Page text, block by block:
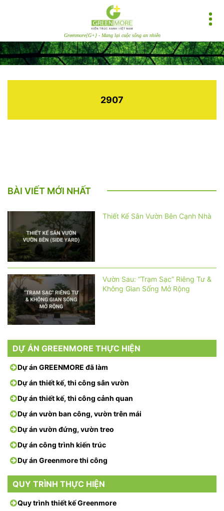
Greenmore[G+] - Mang lại cuộc sống an nhiên
2907
BÀI VIẾT MỚI NHẤT
Thiết Kế Sân Vườn Bên Cạnh Nhà
Vườn Sau: “Trạm Sạc” Riêng Tư &
Không Gian Sống Mở Rộng
DỰ ÁN GREENMORE THỰC HIỆN
Dự án GREENMORE đã làm
Dự án thiết kế, thi công sân vườn
Dự án thiết kế, thi công cảnh quan
Dự án vườn ban công, vườn trên mái
Dự án vườn đứng, vườn treo
Dự án công trình kiến trúc
Dự án Greenmore thi công
QUY TRÌNH THỰC HIỆN
Quy trình thiết kế Greenmore